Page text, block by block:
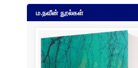
ம.நவீன் நூல்கள்